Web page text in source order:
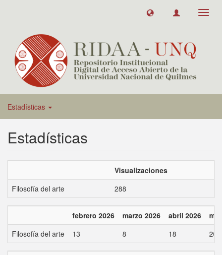
Estadísticas
Estadísticas
Visualizaciones
Filosofía del arte
288
febrero 2026 marzo 2026 abril 2026
Filosofía del arte
13 8 18 20